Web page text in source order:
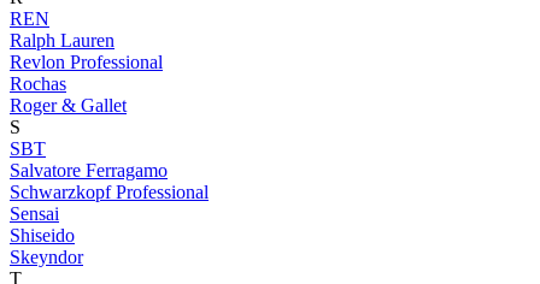
REN
Ralph Lauren
Revlon Professional
Rochas
Roger & Gallet
S
SBT
Salvatore Ferragamo
Schwarzkopf Professional
Sensai
Shiseido
Skeyndor
T